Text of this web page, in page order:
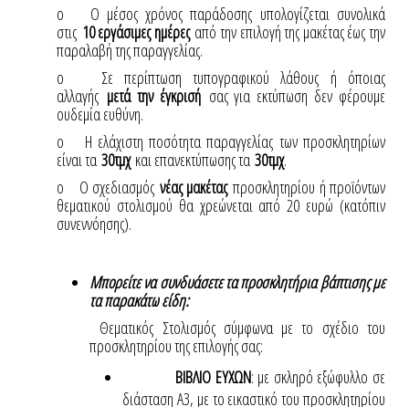
o Ο μέσος χρόνος παράδοσης υπολογίζεται συνολικά
στις 10 εργάσιμες ημέρες από την επιλογή της μακέτας έως την
παραλαβή της παραγγελίας.
o Σε περίπτωση τυπογραφικού λάθους ή όποιας
αλλαγής μετά την έγκρισή σας για εκτύπωση δεν φέρουμε
ουδεμία ευθύνη.
o Η ελάχιστη ποσότητα παραγγελίας των προσκλητηρίων
είναι τα30τμχ και επανεκτύπωσης τα30τμχ.
o Ο σχεδιασμόςνέας μακέταςπροσκλητηρίου ή προϊόντων
θεματικού στολισμού θα χρεώνεται από 20 ευρώ (κατόπιν
συνεννόησης).
Μπορείτε να συνδυάσετε τα προσκλητήρια βάπτισης με
τα παρακάτω είδη:
Θεματικός Στολισμός σύμφωνα με το σχέδιο του
προσκλητηρίου της επιλογής σας:
ΒΙΒΛΙΟ ΕΥΧΩΝ: με σκληρό εξώφυλλο σε
διάσταση Α3, με το εικαστικό του προσκλητηρίου